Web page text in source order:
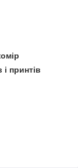
і принтів